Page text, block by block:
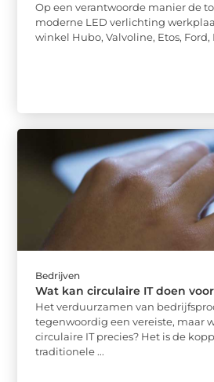
Op een verantwoorde manier de
moderne LED verlichting
winkel Hubo, Valvoline, Etos, Ford,
Bedrijven
Wat kan circulaire IT doen
Het verduurzamen van
tegenwoordig een vereiste, maar
circulaire IT precies? Het is de
traditionele ...